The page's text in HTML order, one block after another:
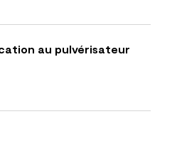
au pulvérisateur